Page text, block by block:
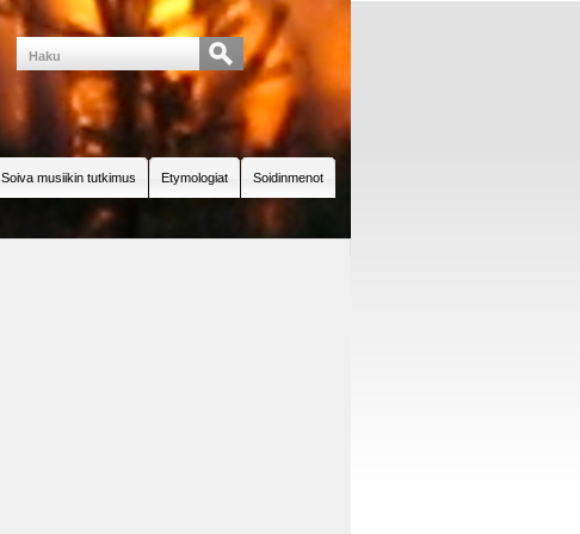
Soiva musiikin tutkimus Etymologiat Soidinmenot